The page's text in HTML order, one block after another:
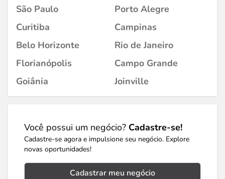
São Paulo
Porto Alegre
Curitiba
Campinas
Belo Horizonte
Rio de Janeiro
Florianópolis
Campo Grande
Goiânia
Joinville
Você possui um negócio? Cadastre-se!
Cadastre-se agora e impulsione seu negócio. Explore
novas oportunidades!
Cadastrar meu negócio